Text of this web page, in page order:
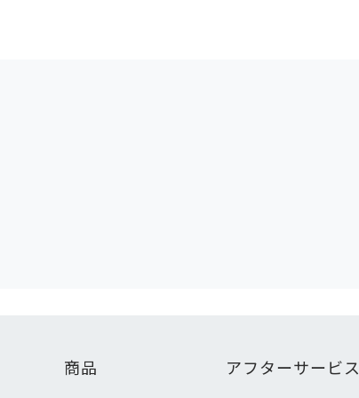
商品 アフターサービス